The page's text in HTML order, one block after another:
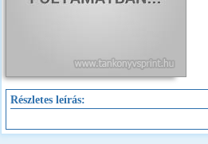
Részletes leírás: